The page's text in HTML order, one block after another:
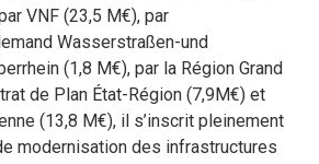
VNF (23,5 M€), par
Wasserstraßen-und
(1,8 M€), par la Région Grand
de Plan État-Région (7,9M€) et
(13,8 M€), il s’inscrit pleinement
modernisation des infrastructures